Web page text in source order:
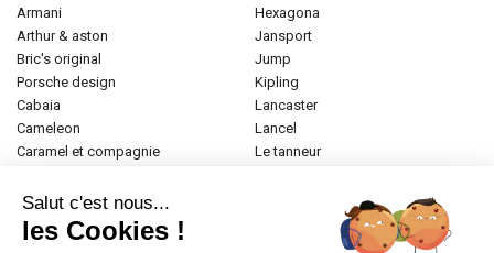
armani
arthur & aston
bric's original
porsche design
cabaia
cameleon
caramel et compagnie
donna celi
eastpak
elite
hexagona
jansport
jump
kipling
lancaster
lancel
le tanneur
Salut c'est nous...
les Cookies !